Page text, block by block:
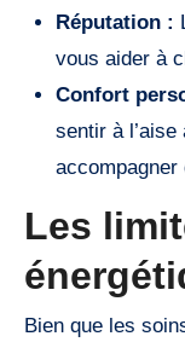
Réputation :
vous aider à
Confort
sentir à
Les
Bien que les